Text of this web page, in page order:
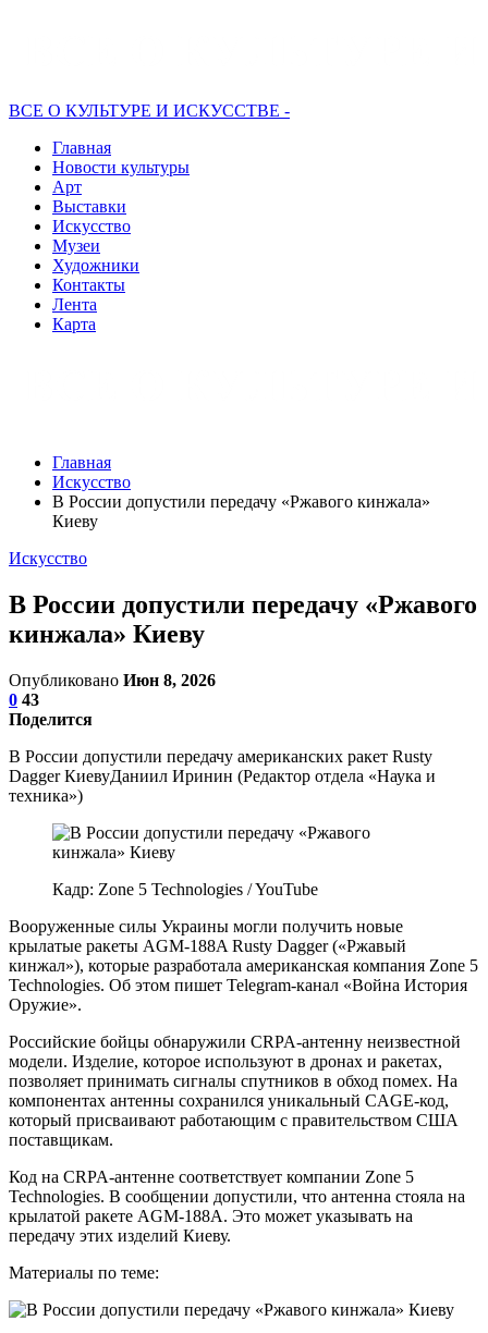
ВСЕ О КУЛЬТУРЕ И ИСКУССТВЕ -
Главная
Новости культуры
Арт
Выставки
Искусство
Музеи
Художники
Контакты
Лента
Карта
Главная
Искусство
В России допустили передачу «Ржавого кинжала»
Киеву
Искусство
В России допустили передачу «Ржавого
кинжала» Киеву
Опубликовано Июн 8, 2026
0 43
Поделится
В России допустили передачу американских ракет Rusty
Dagger КиевуДаниил Иринин (Редактор отдела «Наука и
техника»)
Кадр: Zone 5 Technologies / YouTube
Вооруженные силы Украины могли получить новые
крылатые ракеты AGM-188A Rusty Dagger («Ржавый
кинжал»), которые разработала американская компания Zone 5
Technologies. Об этом пишет Telegram-канал «Война История
Оружие».
Российские бойцы обнаружили CRPA-антенну неизвестной
модели. Изделие, которое используют в дронах и ракетах,
позволяет принимать сигналы спутников в обход помех. На
компонентах антенны сохранился уникальный CAGE-код,
который присваивают работающим с правительством США
поставщикам.
Код на CRPA-антенне соответствует компании Zone 5
Technologies. В сообщении допустили, что антенна стояла на
крылатой ракете AGM-188A. Это может указывать на
передачу этих изделий Киеву.
Материалы по теме: